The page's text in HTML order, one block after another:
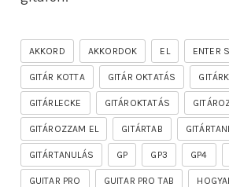
AKKORD AKKORDOK EL ENTER
GITÁR KOTTA GITÁR OKTATÁS
GITÁRLECKE GITÁROKTATÁS
GITÁROZZAM EL GITÁRTAB
GITÁRTANULÁS GP GP3 GP4
GUITAR PRO GUITAR PRO TAB